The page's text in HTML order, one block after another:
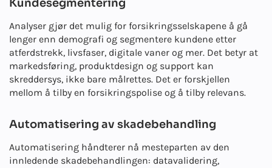
Kundesegmentering
Analyser gjør det mulig for forsikringsselskapene å gå
lenger enn demografi og segmentere kundene etter
atferdstrekk, livsfaser, digitale vaner og mer. Det betyr at
markedsføring, produktdesign og support kan
skreddersys, ikke bare målrettes. Det er forskjellen
mellom å tilby en forsikringspolise og å tilby relevans.
Automatisering av skadebehandling
Automatisering håndterer nå mesteparten av den
innledende skadebehandlingen: datavalidering,